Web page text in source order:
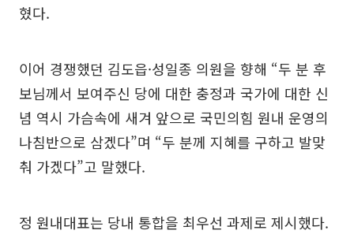
혔다.
이어 경쟁했던 김도읍·성일종 의원을 향해 “두 분 후
보님께서 보여주신 당에 대한 충정과 국가에 대한 신
념 역시 가슴속에 새겨 앞으로 국민의힘 원내 운영의
나침반으로 삼겠다”며 “두 분께 지혜를 구하고 발맞
춰 가겠다”고 말했다.
정 원내대표는 당내 통합을 최우선 과제로 제시했다.